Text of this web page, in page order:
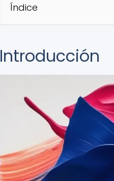
Índice
Introducción